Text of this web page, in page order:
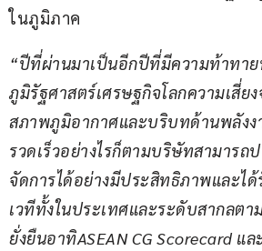
ในภูมิภาค
“ปีที่ผ่านมาเป็นอีกปีที่มีความท้าทาย
ภูมิรัฐศาสตร์เศรษฐกิจโลกความเสี่ย
สภาพภูมิอากาศและบริบทด้านพลังง
รวดเร็วอย่างไรก็ตามบริษัทสามารถ
จัดการได้อย่างมีประสิทธิภาพและไ
เวทีทั้งในประเทศและระดับสากลตา
ยั่งยืนอาทิASEAN CG Scorecard แล